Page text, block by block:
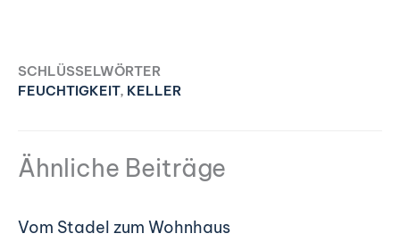
SCHLÜSSELWÖRTER
FEUCHTIGKEIT, KELLER
Ähnliche Beiträge
Vom Stadel zum Wohnhaus